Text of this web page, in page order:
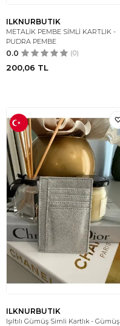
ILKNURBUTIK
METALİK PEMBE SİMLİ KARTLIK -
PUDRA PEMBE
0.0 (0)
200,06 TL
ILKNURBUTIK
Işıltılı Gümüş Simli Kartlık - Gümüş